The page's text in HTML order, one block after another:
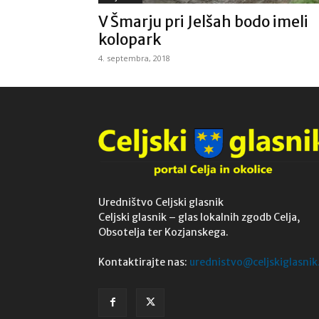
V Šmarju pri Jelšah bodo imeli
kolopark
4. septembra, 2018
Uredništvo Celjski glasnik
Celjski glasnik – glas lokalnih zgodb Celja,
Obsotelja ter Kozjanskega.
Kontaktirajte nas: